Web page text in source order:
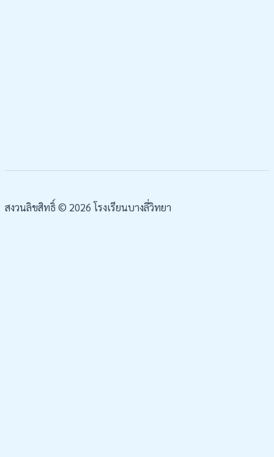
สงวนลิขสิทธิ์ © 2026 โรงเรียนบางลี่วิทยา